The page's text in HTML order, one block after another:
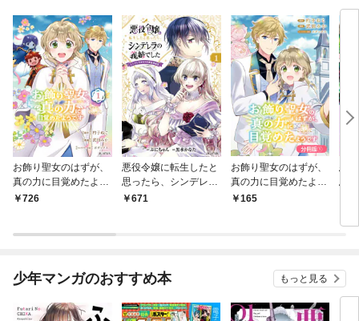
お飾り聖女のはずが、
真の力に目覚めたよう
です THE COMIC 1巻
726
悪役令嬢に転生したと
思ったら、シンデレラ
の義姉でした ～シンデ
671
お飾り聖女のはずが、
真の力に目覚めたよう
です THE COMIC【分
165
悪
思
生
少年マンガのおすすめ本 もっと見る